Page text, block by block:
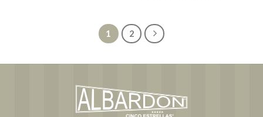
1 2